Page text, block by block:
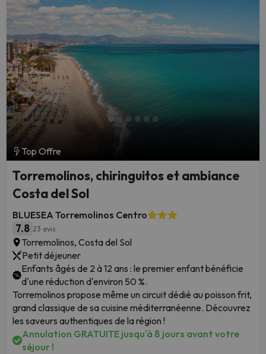
Top Offre
Torremolinos, chiringuitos et ambiance
Costa del Sol
BLUESEA Torremolinos Centro
7.8 23 avis
Torremolinos, Costa del Sol
Petit déjeuner
Enfants âgés de 2 à 12 ans : le premier enfant bénéficie
d'une réduction d'environ 50 %.
Torremolinos propose même un circuit dédié au poisson frit,
grand classique de sa cuisine méditerranéenne. Découvrez
les saveurs authentiques de la région !
Annulation GRATUITE jusqu'à 8 jours avant votre
séjour !